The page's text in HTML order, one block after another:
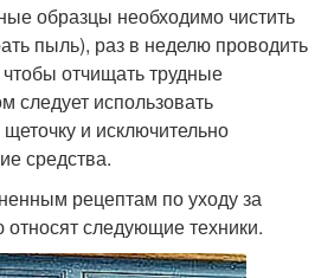
образцы необходимо чистить
пыль), раз в неделю проводить
отчищать трудные
следует использовать
и исключительно
средства.
рецептам по уходу за
следующие техники.